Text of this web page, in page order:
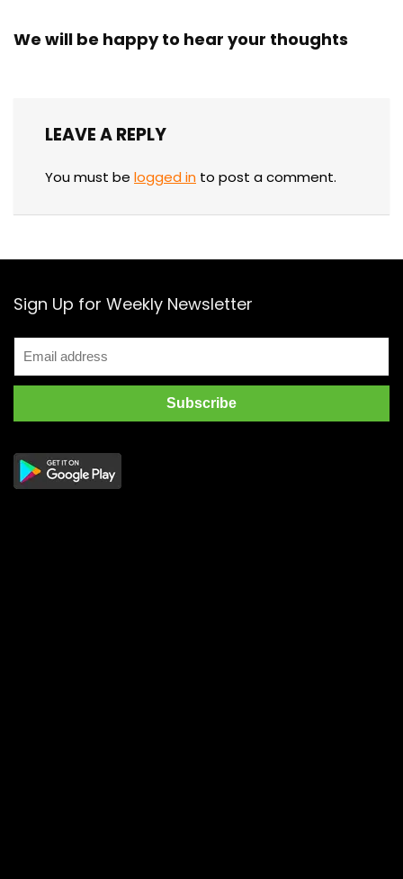
We will be happy to hear your thoughts
LEAVE A REPLY
You must be logged in to post a comment.
Sign Up for Weekly Newsletter